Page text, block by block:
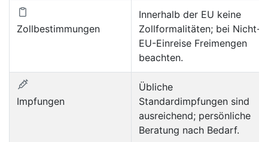
Zollbestimmungen
Innerhalb der EU keine
Zollformalitäten; bei Nicht-
EU-Einreise Freimengen
beachten.
Impfungen
Übliche
Standardimpfungen sind
ausreichend; persönliche
Beratung nach Bedarf.